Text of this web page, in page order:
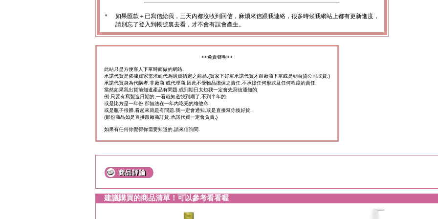
＊
如果匯款＋已寫信給我，三天內都沒收到回信，麻煩來信跟我連絡，很多時候我網站上都有更新進度，
請別忘了登入到帳號裏去看，才不會有誤會產生。
<<免責聲明>>
此站只是方便客人下單時而做的網站.
承諾代買是依據買家需求而代為購買指定之商品,(買家下好單承諾代買才跟廠商下單或是到百貨公司取貨.)
承諾代買身為代購者,非廠商,或代理商.因此不受物品擔保之責任.不承擔任何形式及任何程度的責任.
當然如果我出貨前知道產品有問題,或到期日太短我一定會先寫信通知的.
例:只要有寫製造日期的,一看就知道快到期了,不到半年的.
或是比方是一年份,卻無法在一年內吃完的維他命.
或是瓶子很髒,看起來就是有問題.我一定會通知,或是直接幫你換好貨.
(部份商品如是直接跟廠商訂貨,承諾代買一定會負責.)
如果有任何你覺得你需要知道的,請來信詢問.
建議購買的商品清單！可以參考看看喔